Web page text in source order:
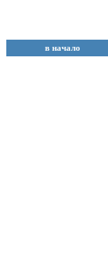
в начало